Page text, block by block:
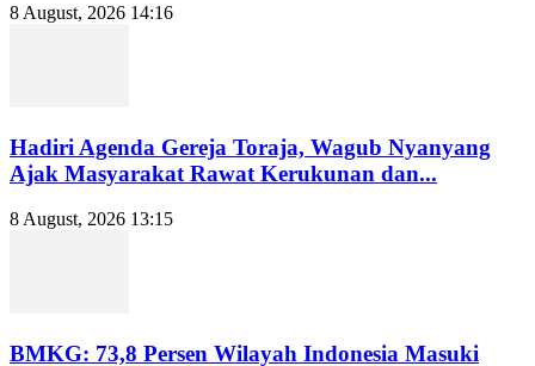
8 August, 2026 14:16
Hadiri Agenda Gereja Toraja, Wagub Nyanyang
Ajak Masyarakat Rawat Kerukunan dan...
8 August, 2026 13:15
BMKG: 73,8 Persen Wilayah Indonesia Masuki